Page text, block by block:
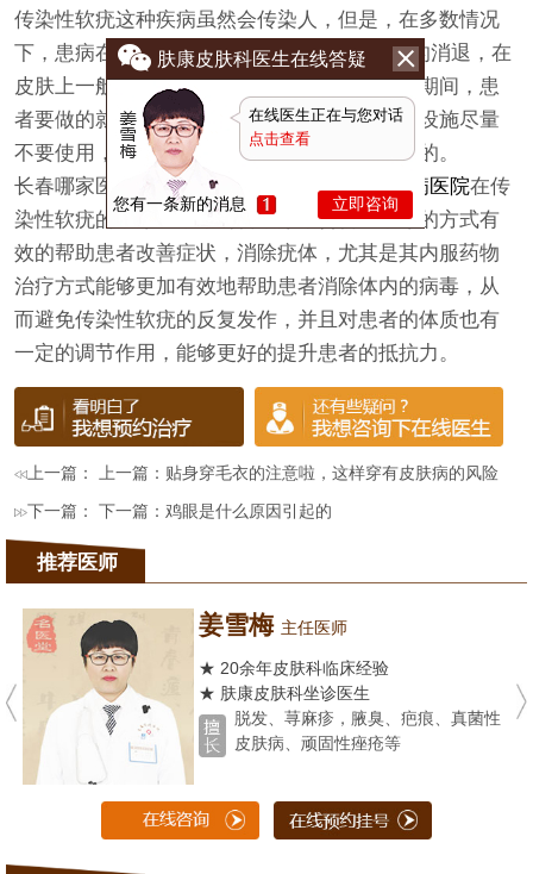
传染性软疣这种疾病虽然会传染人，但是，在多数情况
下，患病在治疗5到10个月后，疾病就可自行的消退，在
皮肤上一般也不会留瘢痕，但是，在患病治疗期间，患
者要做的就是不能和他人有直接接触，对公共设施尽量
不要使用，积极配合医师的临床治疗才是关键的。
长春哪家医院能治传染性软疣?
长春肤康皮肤病医院在传
染性软疣的治疗上采用药物治疗结合物理治疗的方式有
效的帮助患者改善症状，消除疣体，尤其是其内服药物
治疗方式能够更加有效地帮助患者消除体内的病毒，从
而避免传染性软疣的反复发作，并且对患者的体质也有
一定的调节作用，能够更好的提升患者的抵抗力。
上一篇： 上一篇： 贴身穿毛衣的注意啦，这样穿有皮肤病的风险
下一篇： 下一篇：鸡眼是什么原因引起的
推荐医师
姜雪梅 主任医师
★ 20余年皮肤科临床经验
★ 肤康皮肤科坐诊医生
脱发、荨麻疹，腋臭、疤痕、真菌性
皮肤病、顽固性痤疮等
肤康皮肤科医生在线答疑
在线医生正在与您对话
点击查看
您有一条新的消息 立即咨询